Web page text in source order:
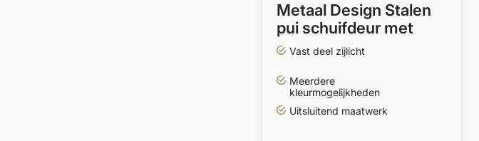
Metaal Design Stalen
pui schuifdeur met
zijlicht
Vast deel zijlicht
Meerdere
kleurmogelijkheden
Uitsluitend maatwerk